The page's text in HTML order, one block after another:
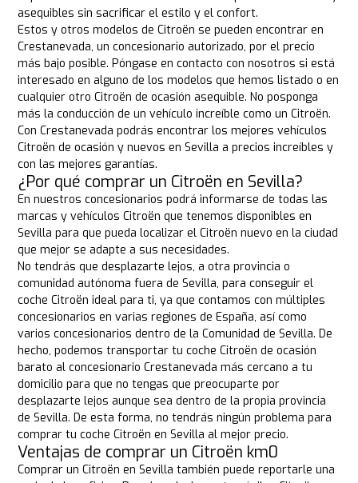
asequibles sin sacrificar el estilo y el confort.
Estos y otros modelos de Citroën se pueden encontrar en
Crestanevada, un concesionario autorizado, por el precio
más bajo posible. Póngase en contacto con nosotros si está
interesado en alguno de los modelos que hemos listado o en
cualquier otro Citroën de ocasión asequible. No posponga
más la conducción de un vehículo increíble como un Citroën.
Con Crestanevada podrás encontrar los mejores vehículos
Citroën de ocasión y nuevos en Sevilla a precios increíbles y
con las mejores garantías.
¿Por qué comprar un Citroën en Sevilla?
En nuestros concesionarios podrá informarse de todas las
marcas y vehículos Citroën que tenemos disponibles en
Sevilla para que pueda localizar el Citroën nuevo en la ciudad
que mejor se adapte a sus necesidades.
No tendrás que desplazarte lejos, a otra provincia o
comunidad autónoma fuera de Sevilla, para conseguir el
coche Citroën ideal para ti, ya que contamos con múltiples
concesionarios en varias regiones de España, así como
varios concesionarios dentro de la Comunidad de Sevilla. De
hecho, podemos transportar tu coche Citroën de ocasión
barato al concesionario Crestanevada más cercano a tu
domicilio para que no tengas que preocuparte por
desplazarte lejos aunque sea dentro de la propia provincia
de Sevilla. De esta forma, no tendrás ningún problema para
comprar tu coche Citroën en Sevilla al mejor precio.
Ventajas de comprar un Citroën km0
Comprar un Citroën en Sevilla también puede reportarle una